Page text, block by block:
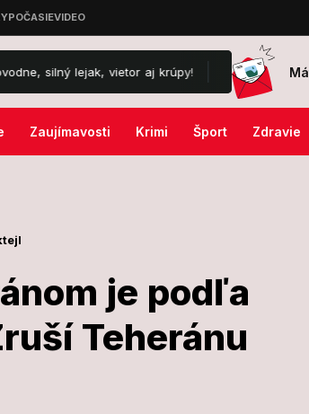
vietor aj krúpy! Temné proroctvo čínskeho
Zaujímavosti Krimi Šport Zdravie
je podľa
Teheránu
s Iránom